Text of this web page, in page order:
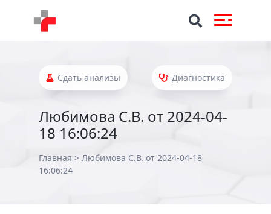
Сдать анализы Диагностика
Любимова С.В. от 2024-04-
18 16:06:24
Главная > Любимова С.В. от 2024-04-18
16:06:24